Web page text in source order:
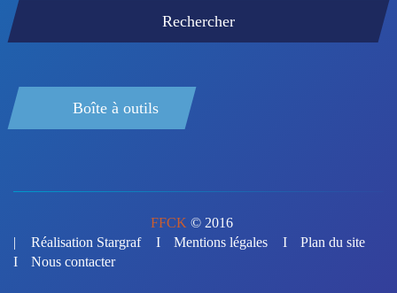
Boîte à outils
FFCK © 2016
Réalisation Stargraf
Mentions légales
Plan du site
Nous contacter